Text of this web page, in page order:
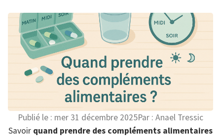
Publié le : mer 31 décembre 2025Par : Anael Tressic
Savoir quand prendre des compléments alimentaires